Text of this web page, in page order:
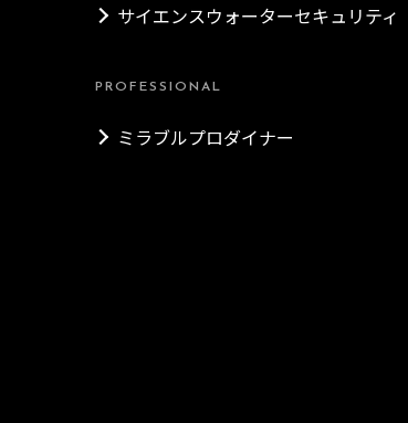
サイエンスウォーターセキュリティ
PROFESSIONAL
ミラブルプロダイナー